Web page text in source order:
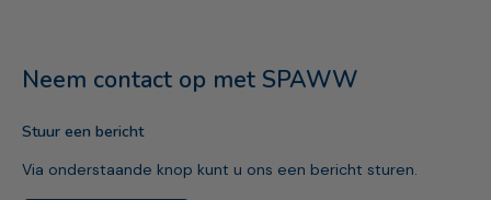
Neem contact op met SPAWW
Stuur een bericht
Via onderstaande knop kunt u ons een bericht sturen.